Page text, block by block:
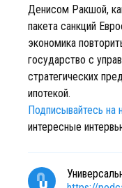
Денисом Ракшой,
пакета санкций
экономика
государство с
стратегических
ипотекой.
Подписывайтесь на
интересные